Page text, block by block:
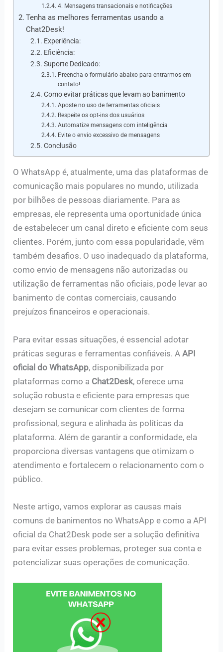
4. Mensagens transacionais e notificações
Tenha as melhores ferramentas usando a
Chat2Desk!
Experiência:
Eficiência:
Suporte Dedicado:
Preencha o formulário abaixo para entrarmos em
contato!
Como evitar práticas que levam ao banimento
Aposte no uso de ferramentas oficiais
Respeite os opt-ins dos usuários
Automatize mensagens com inteligência
Evite o envio excessivo de mensagens
Conclusão
O WhatsApp é, atualmente, uma das plataformas de
comunicação mais populares no mundo, utilizada
por bilhões de pessoas diariamente. Para as
empresas, ele representa uma oportunidade única
de estabelecer um canal direto e eficiente com seus
clientes. Porém, junto com essa popularidade, vêm
também desafios. O uso inadequado da plataforma,
como envio de mensagens não autorizadas ou
utilização de ferramentas não oficiais, pode levar ao
banimento de contas comerciais, causando
prejuízos financeiros e operacionais.
Para evitar essas situações, é essencial adotar
práticas seguras e ferramentas confiáveis. AAPI
oficial do WhatsApp, disponibilizada por
plataformas como a Chat2Desk, oferece uma
solução robusta e eficiente para empresas que
desejam se comunicar com clientes de forma
profissional, segura e alinhada às políticas da
plataforma. Além de garantir a conformidade, ela
proporciona diversas vantagens que otimizam o
atendimento e fortalecem o relacionamento com o
público.
Neste artigo, vamos explorar as causas mais
comuns de banimentos no WhatsApp e como a API
oficial da Chat2Desk pode ser a solução definitiva
para evitar esses problemas, proteger sua conta e
potencializar suas operações de comunicação.